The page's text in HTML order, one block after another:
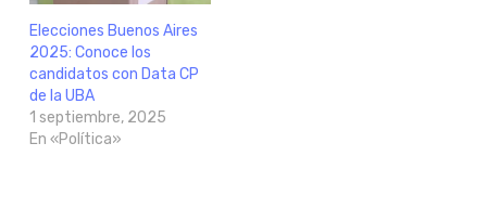
Elecciones Buenos Aires
2025: Conoce los
candidatos con Data CP
de la UBA
1 septiembre, 2025
En «Política»